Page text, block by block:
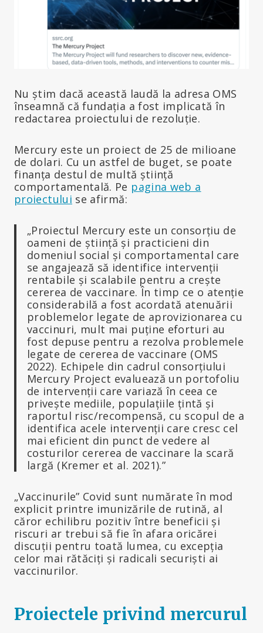
Nu știm dacă această laudă la adresa OMS
înseamnă că fundația a fost implicată în
redactarea proiectului de rezoluție.
Mercury este un proiect de 25 de milioane
de dolari. Cu un astfel de buget, se poate
finanța destul de multă știință
comportamentală. Pe pagina web a
proiectului se afirmă:
„Proiectul Mercury este un consorțiu de
oameni de știință și practicieni din
domeniul social și comportamental care
se angajează să identifice intervenții
rentabile și scalabile pentru a crește
cererea de vaccinare. În timp ce o atenție
considerabilă a fost acordată atenuării
problemelor legate de aprovizionarea cu
vaccinuri, mult mai puține eforturi au
fost depuse pentru a rezolva problemele
legate de cererea de vaccinare (OMS
2022). Echipele din cadrul consorțiului
Mercury Project evaluează un portofoliu
de intervenții care variază în ceea ce
privește mediile, populațiile țintă și
raportul risc/recompensă, cu scopul de a
identifica acele intervenții care cresc cel
mai eficient din punct de vedere al
costurilor cererea de vaccinare la scară
largă (Kremer et al. 2021).”
„Vaccinurile” Covid sunt numărate în mod
explicit printre imunizările de rutină, al
căror echilibru pozitiv între beneficii și
riscuri ar trebui să fie în afara oricărei
discuții pentru toată lumea, cu excepția
celor mai rătăciți și radicali securiști ai
vaccinurilor.
Proiectele privind mercurul